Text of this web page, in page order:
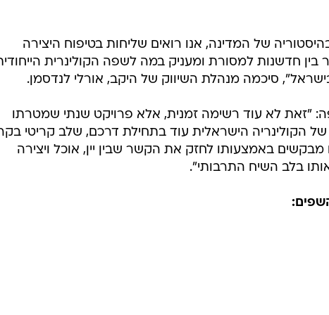
חיים יוסף
של המדינה, אנו רואים שליחות בטיפוח היצירה
חדשנות למסורת ומעניק במה לשפה הקולינרית
סיכמה מנהלת השיווק של היקב, אורלי לנדסמן.
"זאת לא עוד רשימה זמנית, אלא פרויקט שנתי שמטרתו
של הקולינריה הישראלית עוד בתחילת דרכם, שלב קריטי
באמצעותו לחזק את הקשר שבין יין, אוכל ויצירה